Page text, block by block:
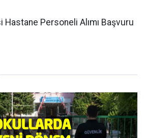
Personeli Alımı Başvuru